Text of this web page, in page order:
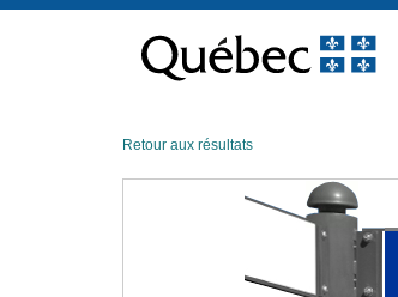
contenu
Retour aux résultats